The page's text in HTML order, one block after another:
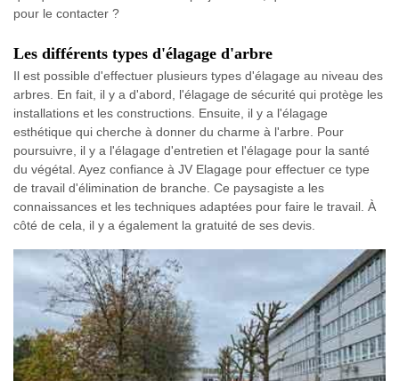
pour le contacter ?
Les différents types d'élagage d'arbre
Il est possible d'effectuer plusieurs types d'élagage au niveau des
arbres. En fait, il y a d'abord, l'élagage de sécurité qui protège les
installations et les constructions. Ensuite, il y a l'élagage
esthétique qui cherche à donner du charme à l'arbre. Pour
poursuivre, il y a l'élagage d'entretien et l'élagage pour la santé
du végétal. Ayez confiance à JV Elagage pour effectuer ce type
de travail d'élimination de branche. Ce paysagiste a les
connaissances et les techniques adaptées pour faire le travail. À
côté de cela, il y a également la gratuité de ses devis.